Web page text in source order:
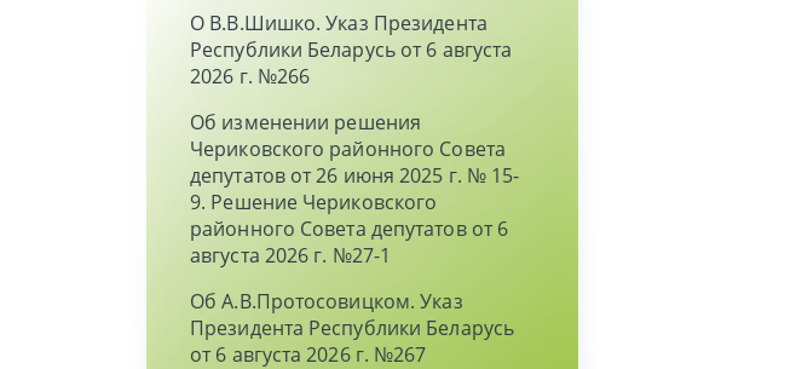
О В.В.Шишко. Указ Президента
Республики Беларусь от 6 августа
2026 г. №266
Об изменении решения
Чериковского районного Совета
депутатов от 26 июня 2025 г. № 15-
9. Решение Чериковского
районного Совета депутатов от 6
августа 2026 г. №27-1
Об А.В.Протосовицком. Указ
Президента Республики Беларусь
от 6 августа 2026 г. №267